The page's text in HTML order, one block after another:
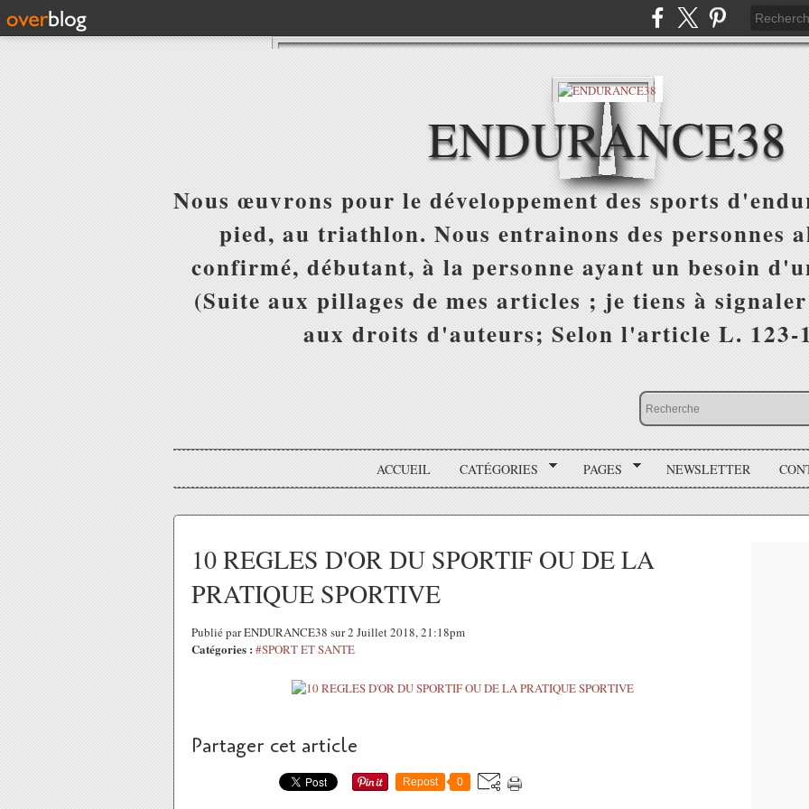
ENDURANCE38
Nous œuvrons pour le développement des sports
pied, au triathlon. Nous entrainons des personnes
confirmé, débutant, à la personne ayant un besoin
(Suite aux pillages de mes articles ; je tiens à
aux droits d'auteurs; Selon l'article L. 123-
ACCUEIL CATÉGORIES PAGES NEWSLETTER
10 REGLES D'OR DU SPORTIF OU DE LA
PRATIQUE SPORTIVE
Publié par ENDURANCE38 sur 2 Juillet 2018, 21:18pm
Catégories : #SPORT ET SANTE
Partager cet article
Repost 0